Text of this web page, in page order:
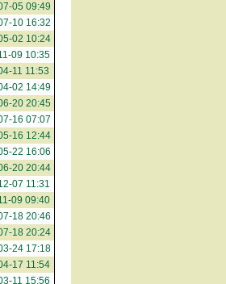
05 09:49
10 16:32
02 10:24
09 10:35
11 11:53
02 14:49
20 20:45
16 07:07
16 12:44
22 16:06
20 20:44
07 11:31
09 09:40
18 20:46
18 20:24
24 17:18
17 11:54
11 15:56